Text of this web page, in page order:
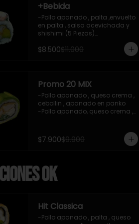
+Bebida
-Pollo apanado , palta ,envuelto
en palta , salsa acevichada y
shishimi (5 Piezas)
,ceviche mixto , salsa
15ml
- IMAGEN REFERENCIAL
$8.500$11.000
Promo 20 MIX
-Pollo apanado , queso crema ,
cebollin , apanado en panko
-Pollo apanado, queso crema ,
-incluye 1 salsa de soya , 1
salsa teriyaki
$7.900$9.900
OK
Hit Classica
-Pollo apanado , palta , queso